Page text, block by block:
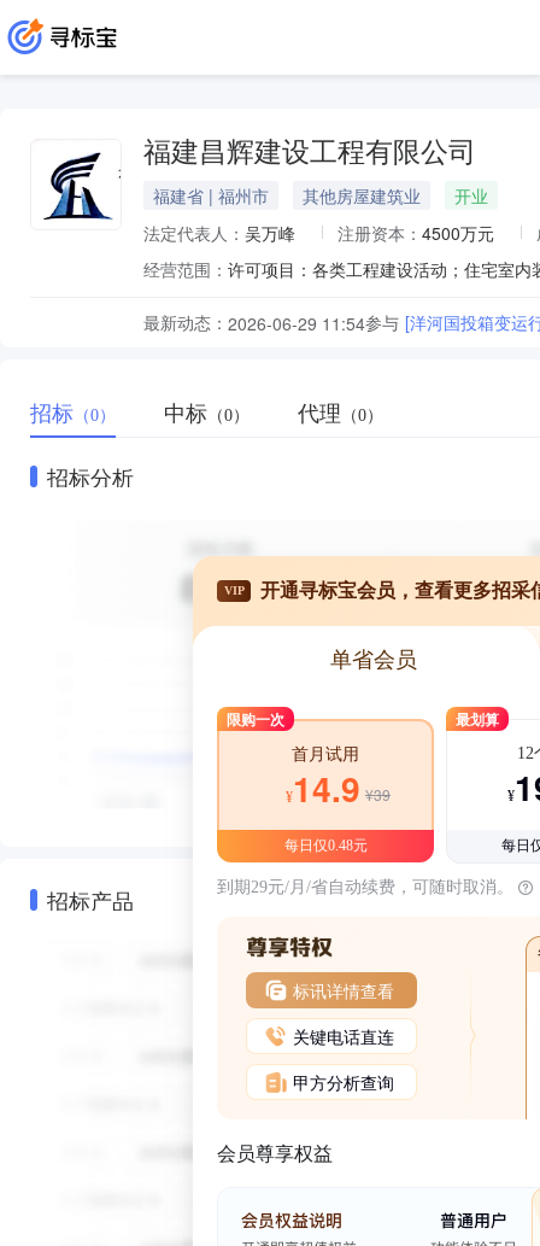
福建昌辉建设工程有限公司
福建省 | 福州市 其他房屋建筑业
开业
法定代表人： 吴万峰 注册资本： 4500万元
经营范围：
最新动态： 2026-06-29 11:54参与 [洋河国投箱变运
招标 （0） 中标 （0） 代理 （0）
招标分析
招标产品
VIP 开通寻标宝会员，查看更多招采
单省会员
限购一次
首月试用
¥14.9 ¥39
每日仅0.48元
最划算
12
¥
每日
到期29元/月/省自动续费，可随时取消。
标讯详情查看
关键电话直连
甲方分析查询
会员尊享权益